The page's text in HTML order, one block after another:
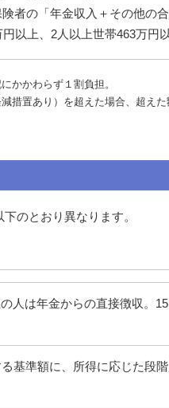
者の「年金収入＋その他の
以上、2人以上世帯463万円
かかわらず１割負担。
措置あり）を超えた場合、超え
のとおり異なります。
人は年金からの直接徴収。
基準額に、所得に応じた段